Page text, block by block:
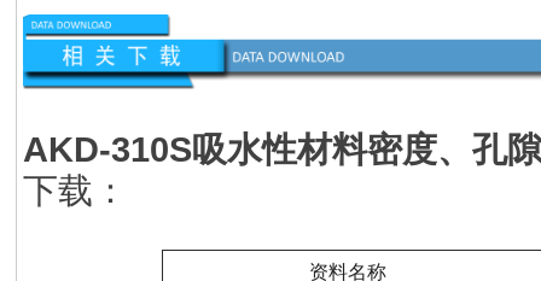
AKD-310S吸水性材料密度、孔
下载：
资料名称